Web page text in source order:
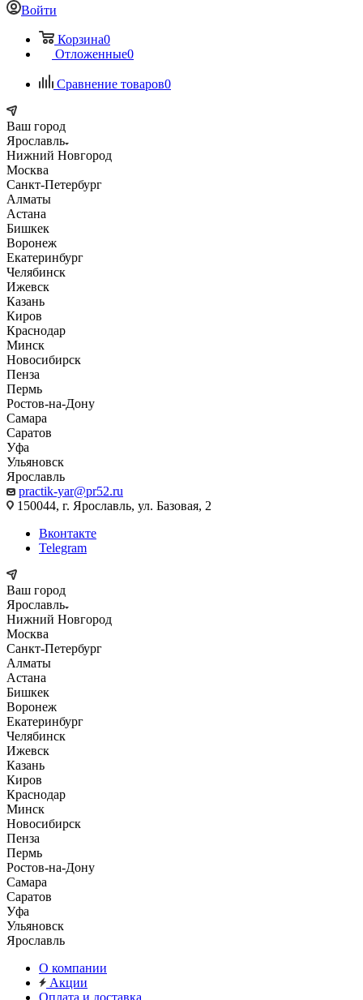
Войти
Корзина0
Отложенные0
Сравнение товаров0
Ваш город
Ярославль
Нижний Новгород
Москва
Санкт-Петербург
Алматы
Астана
Бишкек
Воронеж
Екатеринбург
Челябинск
Ижевск
Казань
Киров
Краснодар
Минск
Новосибирск
Пенза
Пермь
Ростов-на-Дону
Самара
Саратов
Уфа
Ульяновск
Ярославль
practik-yar@pr52.ru
150044, г. Ярославль, ул. Базовая, 2
Вконтакте
Telegram
Ваш город
Ярославль
Нижний Новгород
Москва
Санкт-Петербург
Алматы
Астана
Бишкек
Воронеж
Екатеринбург
Челябинск
Ижевск
Казань
Киров
Краснодар
Минск
Новосибирск
Пенза
Пермь
Ростов-на-Дону
Самара
Саратов
Уфа
Ульяновск
Ярославль
О компании
Акции
Оплата и доставка